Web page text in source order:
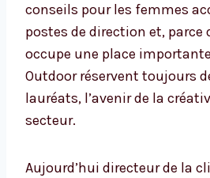
conseils pour les femmes
postes de direction et, parce
occupe une place
Outdoor réservent toujours
lauréats, l’avenir de la
secteur.
Aujourd’hui directeur de la